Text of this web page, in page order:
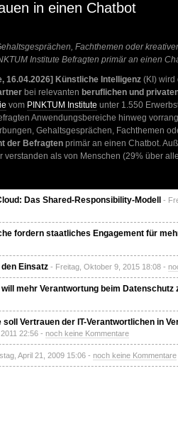
in einen Chatbot
Fachthemen oder
Institute Befragten primär an einen
16.04.2026] Künstliche Intelligenz (KI) wird
bei relevanten beruflichen und
vom PINKTUM Institute unter 1.550
Anwendungsbereiche hinweg
Gehaltsgesprächen, Fachthemen
der Befragten primär an einen Chatbot.
verstanden als von Menschen (29% über
Das Shared-Responsibility-Modell -
fordern staatliches Engagement für
Einsatz - Freitag, Oktober 9, 2015 18:08 -
mehr Verantwortung beim Datenschutz
soll Vertrauen der IT-Verantwortlichen in
22:56 - noch keine Kommentare
April 21, 2009 15:06 - noch keine Kommentare